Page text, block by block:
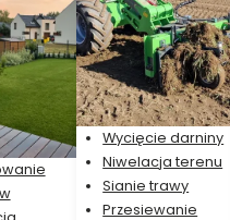
Wycięcie darniny
Niwelacja terenu
Sianie trawy
Przesiewanie